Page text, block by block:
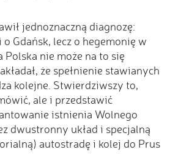
jednoznaczną diagnozę:
Gdańsk, lecz o hegemonię w
nie może na to się
że spełnienie stawianych
kolejne. Stwierdziwszy to,
ale i przedstawić
istnienia Wolnego
dwustronny układ i specjalną
autostradę i kolej do Prus